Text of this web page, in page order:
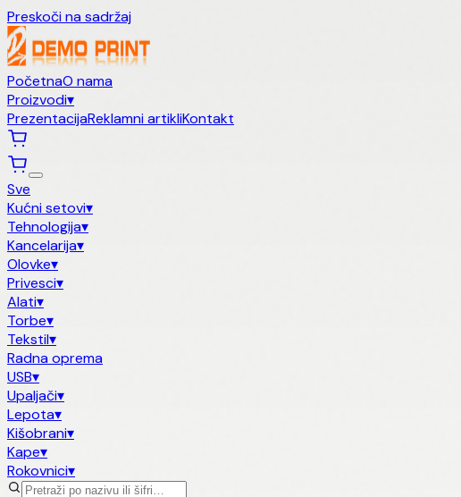
Preskoči na sadržaj
PočetnaO nama
Proizvodi▾
PrezentacijaReklamni artikliKontakt
Sve
Kućni setovi▾
Tehnologija▾
Kancelarija▾
Olovke▾
Privesci▾
Alati▾
Torbe▾
Tekstil▾
Radna oprema
USB▾
Upaljači▾
Lepota▾
Kišobrani▾
Kape▾
Rokovnici▾